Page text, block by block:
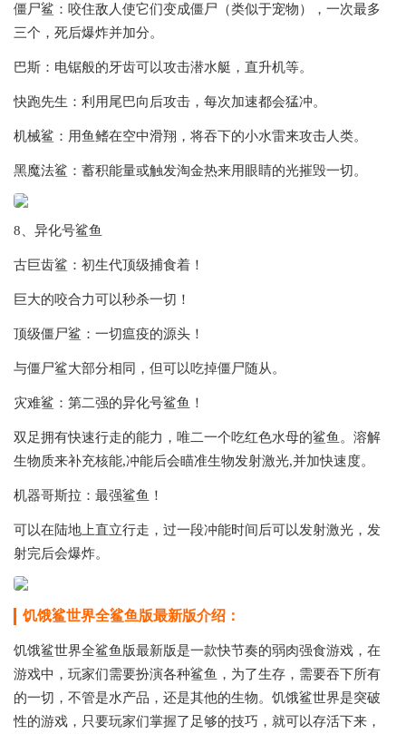
僵尸鲨：咬住敌人使它们变成僵尸（类似于宠物），一次最多
三个，死后爆炸并加分。
巴斯：电锯般的牙齿可以攻击潜水艇，直升机等。
快跑先生：利用尾巴向后攻击，每次加速都会猛冲。
机械鲨：用鱼鳍在空中滑翔，将吞下的小水雷来攻击人类。
黑魔法鲨：蓄积能量或触发淘金热来用眼睛的光摧毁一切。
8、异化号鲨鱼
古巨齿鲨：初生代顶级捕食着！
巨大的咬合力可以秒杀一切！
顶级僵尸鲨：一切瘟疫的源头！
与僵尸鲨大部分相同，但可以吃掉僵尸随从。
灾难鲨：第二强的异化号鲨鱼！
双足拥有快速行走的能力，唯二一个吃红色水母的鲨鱼。溶解
生物质来补充核能,冲能后会瞄准生物发射激光,并加快速度。
机器哥斯拉：最强鲨鱼！
可以在陆地上直立行走，过一段冲能时间后可以发射激光，发
射完后会爆炸。
饥饿鲨世界全鲨鱼版最新版介绍：
饥饿鲨世界全鲨鱼版最新版是一款快节奏的弱肉强食游戏，在
游戏中，玩家们需要扮演各种鲨鱼，为了生存，需要吞下所有
的一切，不管是水产品，还是其他的生物。饥饿鲨世界是突破
性的游戏，只要玩家们掌握了足够的技巧，就可以存活下来，